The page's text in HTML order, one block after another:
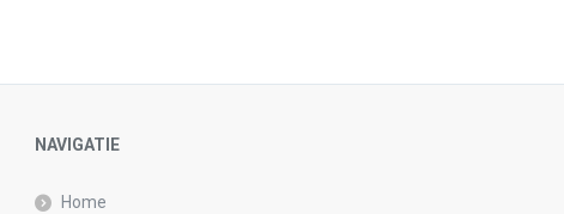
NAVIGATIE
Home